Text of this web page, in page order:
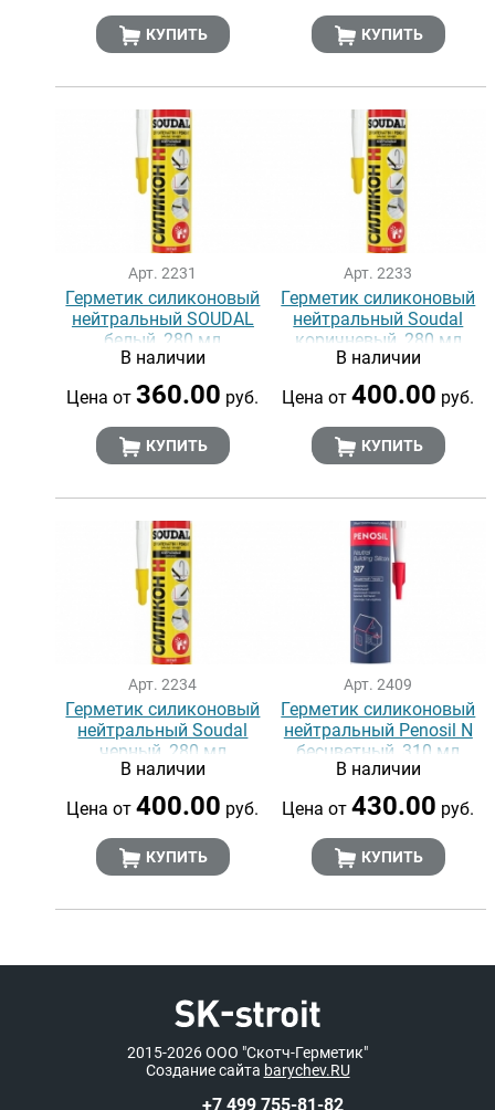
КУПИТЬ КУПИТЬ
Арт. 2231
Герметик силиконовый
нейтральный SOUDAL
белый, 280 мл
В наличии
Цена от360.00 руб.
КУПИТЬ
Арт. 2233
Герметик силиконовый
нейтральный Soudal
коричневый, 280 мл
В наличии
Цена от400.00 руб.
КУПИТЬ
Арт. 2234
Герметик силиконовый
нейтральный Soudal
черный, 280 мл
В наличии
Цена от400.00 руб.
КУПИТЬ
Арт. 2409
Герметик силиконовый
нейтральный Penosil N
бесцветный, 310 мл
В наличии
Цена от430.00 руб.
КУПИТЬ
2015-2026ООО "Скотч-Герметик"
Создание сайта barychev.RU
+7 499 755-81-82